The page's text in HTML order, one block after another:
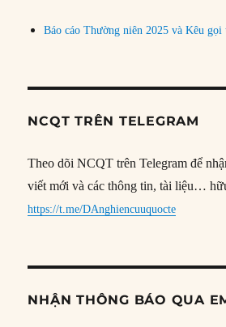
Báo cáo Thường niên 2025 và Kêu
NCQT TRÊN TELEGRAM
Theo dõi NCQT trên Telegram để
viết mới và các thông tin, tài liệu…
https://t.me/DAnghiencuuquocte
NHẬN THÔNG BÁO QUA